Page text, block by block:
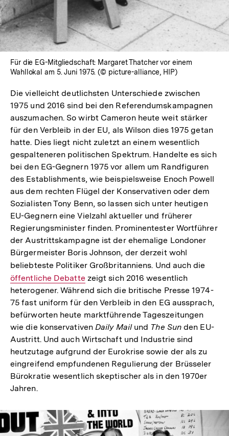
Für die EG-Mitgliedschaft: Margaret Thatcher vor einem
Wahllokal am 5. Juni 1975. (© picture-alliance, HIP)
Die vielleicht deutlichsten Unterschiede zwischen
1975 und 2016 sind bei den Referendumskampagnen
auszumachen. So wirbt Cameron heute weit stärker
für den Verbleib in der EU, als Wilson dies 1975 getan
hatte. Dies liegt nicht zuletzt an einem wesentlich
gespalteneren politischen Spektrum. Handelte es sich
bei den EG-Gegnern 1975 vor allem um Randfiguren
des Establishments, wie beispielsweise Enoch Powell
aus dem rechten Flügel der Konservativen oder dem
Sozialisten Tony Benn, so lassen sich unter heutigen
EU-Gegnern eine Vielzahl aktueller und früherer
Regierungsminister finden. Prominentester Wortführer
der Austrittskampagne ist der ehemalige Londoner
Bürgermeister Boris Johnson, der derzeit wohl
beliebteste Politiker Großbritanniens. Und auch die
öffentliche Debatte zeigt sich 2016 wesentlich
heterogener. Während sich die britische Presse 1974-
75 fast uniform für den Verbleib in den EG aussprach,
befürworten heute marktführende Tageszeitungen
wie die konservativen Daily Mailund The Sunden EU-
Austritt. Und auch Wirtschaft und Industrie sind
heutzutage aufgrund der Eurokrise sowie der als zu
eingreifend empfundenen Regulierung der Brüsseler
Bürokratie wesentlich skeptischer als in den 1970er
Jahren.